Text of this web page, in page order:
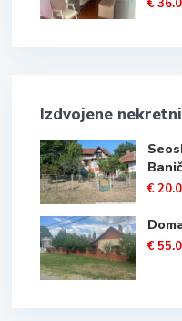
€
Izdvojene
€
€